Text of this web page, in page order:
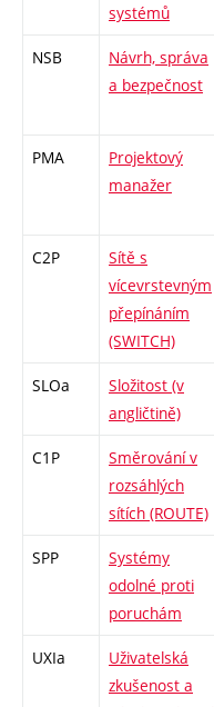
systémů
NSB
Návrh, správa
a bezpečnost
PMA
Projektový
manažer
C2P
Sítě s
vícevrstevným
přepínáním
(SWITCH)
SLOa
Složitost (v
angličtině)
C1P
Směrování v
rozsáhlých
sítích (ROUTE)
SPP
Systémy
odolné proti
poruchám
UXIa
Uživatelská
zkušenost a